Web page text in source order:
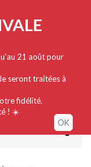
21 août pour
seront traitées à
fidélité.
! ☀️
OK